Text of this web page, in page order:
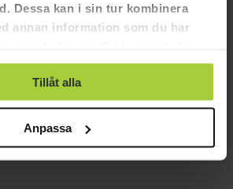
Dessa kan i sin tur kombinera
annan information som du har
Tillåt alla
Anpassa